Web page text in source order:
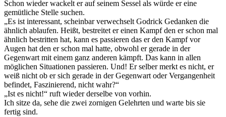
Schon wieder wackelt er auf seinem Sessel als würde er eine
gemütliche Stelle suchen.
„Es ist interessant, scheinbar verwechselt Godrick Gedanken die
ähnlich ablaufen. Heißt, bestreitet er einen Kampf den er schon mal
ähnlich bestritten hat, kann es passieren das er den Kampf vor
Augen hat den er schon mal hatte, obwohl er gerade in der
Gegenwart mit einem ganz anderen kämpft. Das kann in allen
möglichen Situationen passieren. Und! Er selber merkt es nicht, er
weiß nicht ob er sich gerade in der Gegenwart oder Vergangenheit
befindet, Faszinierend, nicht wahr?“
„Ist es nicht!“ ruft wieder derselbe von vorhin.
Ich sitze da, sehe die zwei zornigen Gelehrten und warte bis sie
fertig sind.